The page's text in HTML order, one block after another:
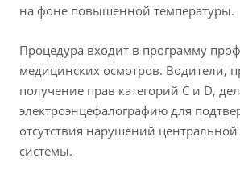
на фоне повышенной температуры.
Процедура входит в программу
медицинских осмотров. Водители,
получение прав категорий C и D,
электроэнцефалографию для
отсутствия нарушений
системы.